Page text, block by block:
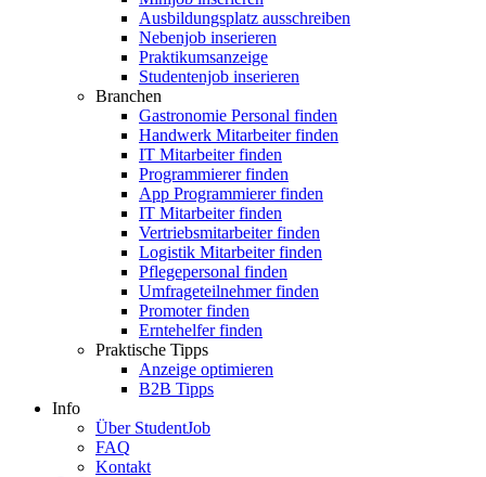
Ausbildungsplatz ausschreiben
Nebenjob inserieren
Praktikumsanzeige
Studentenjob inserieren
Branchen
Gastronomie Personal finden
Handwerk Mitarbeiter finden
IT Mitarbeiter finden
Programmierer finden
App Programmierer finden
IT Mitarbeiter finden
Vertriebsmitarbeiter finden
Logistik Mitarbeiter finden
Pflegepersonal finden
Umfrageteilnehmer finden
Promoter finden
Erntehelfer finden
Praktische Tipps
Anzeige optimieren
B2B Tipps
Info
Über StudentJob
FAQ
Kontakt